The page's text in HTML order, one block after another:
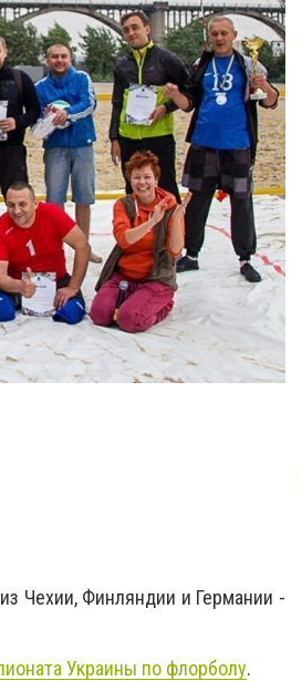
Чехии, Финляндии и Германии -
Украины по флорболу.